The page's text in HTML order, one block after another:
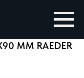
ММ RAEDER